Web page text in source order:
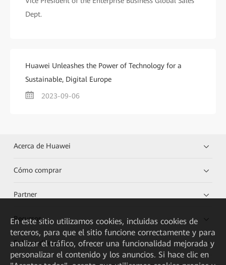
Dept.
Huawei Unleashes the Power of Technology for a
Sustainable, Digital Europe
2023-09-06
Acerca de Huawei
Cómo comprar
Partner
Recursos
Enlaces directos
En este sitio utilizamos cookies, incluidas cookies de
terceros, para que el sitio funcione correctamente y para
analizar el tráfico, ofrecer una funcionalidad mejorada y
personalizar el contenido y los anuncios. Si hace clic en